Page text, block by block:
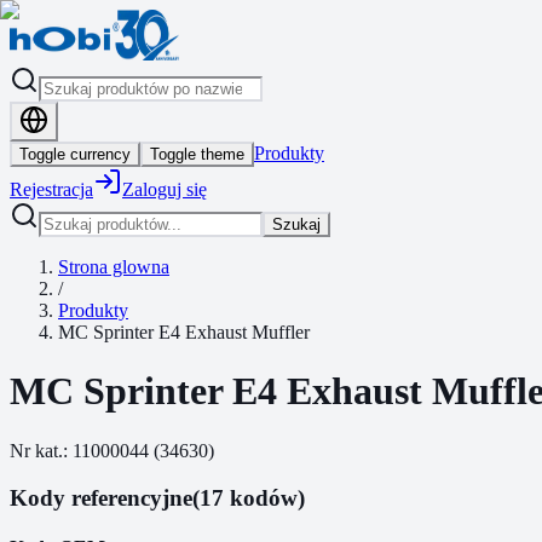
Toggle currency Toggle theme Produkty
Rejestracja
Zaloguj się
Szukaj
Strona glowna
/
Produkty
MC Sprinter E4 Exhaust Muffler
MC Sprinter E4 Exhaust
Nr kat.: 11000044 (34630)
Kody referencyjne(17 kodów)